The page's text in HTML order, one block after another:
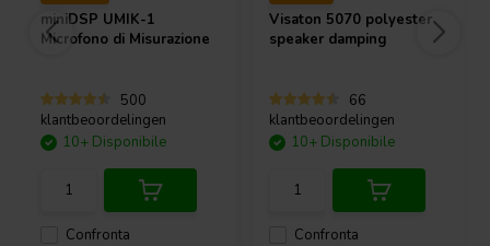
miniDSP UMIK-1
Microfono di Misurazione
500
klantbeoordelingen
Confronta
10+ Disponibile
Visaton 5070 polyester
speaker damping
66
klantbeoordelingen
Confronta
10+ Disponibile